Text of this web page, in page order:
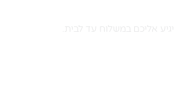
יגיע אליכם במשלוח עד לבית.